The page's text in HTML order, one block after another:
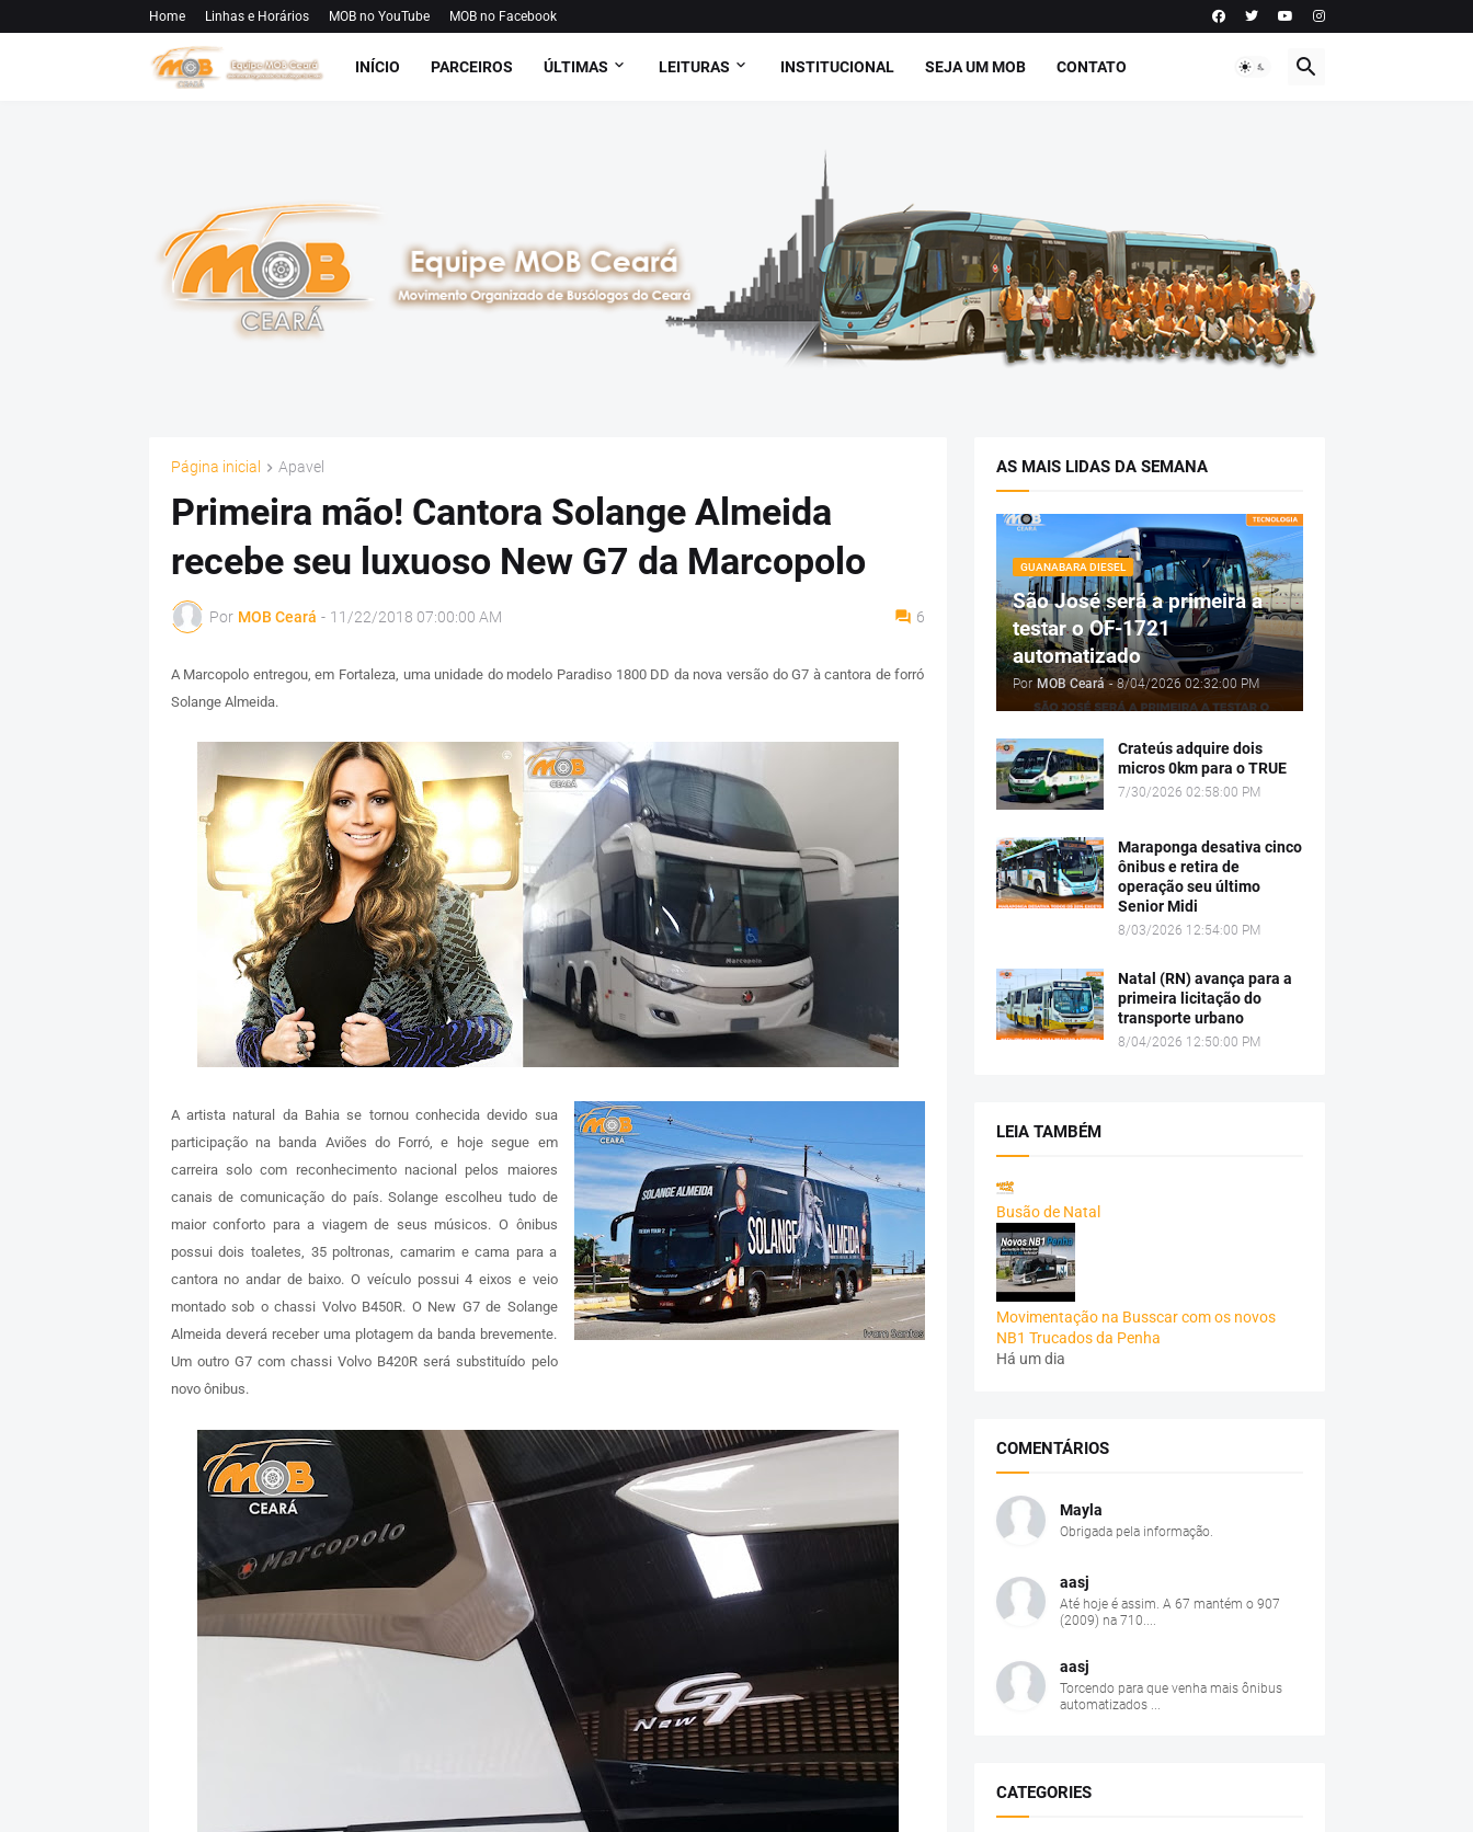
Home Linhas e Horários MOB no YouTube MOB no Facebook
INÍCIO PARCEIROS ÚLTIMAS LEITURAS INSTITUCIONAL SEJA UM MOB CONTATO
Página inicial Apavel
Primeira mão! Cantora Solange Almeida
recebe seu luxuoso New G7 da Marcopolo
Por MOB Ceará - 11/22/2018 07:00:00 AM 6
A Marcopolo entregou, em Fortaleza, uma unidade do modelo Paradiso 1800 DD da nova versão do G7 à cantora de forró
Solange Almeida.
A artista natural da Bahia se tornou conhecida devido sua
participação na banda Aviões do Forró, e hoje segue em
carreira solo com reconhecimento nacional pelos maiores
canais de comunicação do país. Solange escolheu tudo de
maior conforto para a viagem de seus músicos. O ônibus
possui dois toaletes, 35 poltronas, camarim e cama para a
cantora no andar de baixo. O veículo possui 4 eixos e veio
montado sob o chassi Volvo B450R. O New G7 de Solange
Almeida deverá receber uma plotagem da banda brevemente.
Um outro G7 com chassi Volvo B420R será substituído pelo
novo ônibus.
AS MAIS LIDAS DA SEMANA
GUANABARA DIESEL
São José será a primeira a
testar o OF-1721
automatizado
Por MOB Ceará - 8/04/2026 02:32:00 PM
Crateús adquire dois
micros 0km para o TRUE
7/30/2026 02:58:00 PM
Maraponga desativa cinco
ônibus e retira de
operação seu último
Senior Midi
8/03/2026 12:54:00 PM
Natal (RN) avança para a
primeira licitação do
transporte urbano
8/04/2026 12:50:00 PM
LEIA TAMBÉM
Busão de Natal
Movimentação na Busscar com os novos
NB1 Trucados da Penha
Há um dia
COMENTÁRIOS
Mayla
Obrigada pela informação.
aasj
Até hoje é assim. A 67 mantém o 907
(2009) na 710....
aasj
Torcendo para que venha mais ônibus
automatizados ...
CATEGORIES